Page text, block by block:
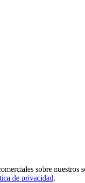
sobre nuestros
de privacidad.